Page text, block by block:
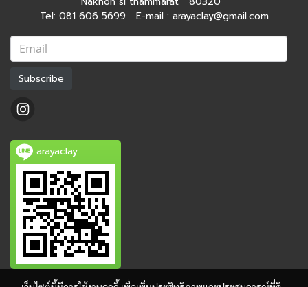
Tel: 081 606 5699 E-mail : arayaclay@gmail.com
Subscribe
arayaclay